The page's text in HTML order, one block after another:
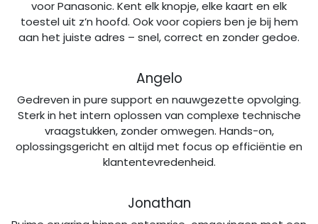
voor Panasonic. Kent elk knopje, elke kaart en elk
toestel uit z’n hoofd. Ook voor copiers ben je bij hem
aan het juiste adres – snel, correct en zonder gedoe.
Angelo
Gedreven in pure support en nauwgezette opvolging.
Sterk in het intern oplossen van complexe technische
vraagstukken, zonder omwegen. Hands-on,
oplossingsgericht en altijd met focus op efficiëntie en
klantentevredenheid.
Jonathan